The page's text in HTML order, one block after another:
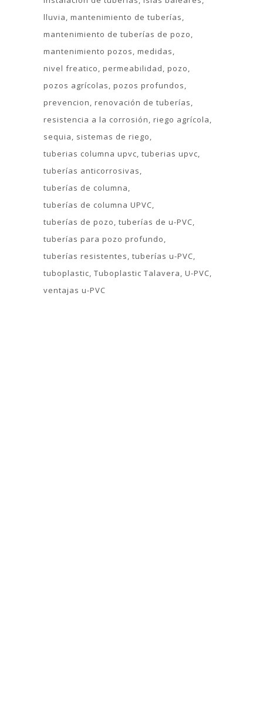
lluvia mantenimiento de tuberías
mantenimiento de tuberías de pozo
mantenimiento pozos medidas
nivel freatico permeabilidad pozo
pozos agrícolas pozos profundos
prevencion renovación de tuberías
resistencia a la corrosión riego agrícola
sequia
sistemas de riego
tuberias columna upvc tuberias upvc
tuberías anticorrosivas
tuberías de columna
tuberías de columna UPVC
tuberías de pozo tuberías de u-PVC
tuberías para pozo profundo
tuberías resistentes tuberías u-PVC
tuboplastic Tuboplastic Talavera U-PVC
ventajas u-PVC